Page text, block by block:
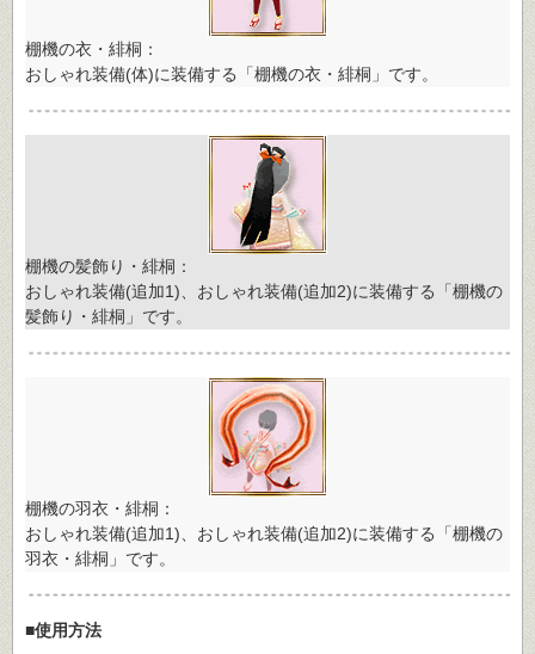
棚機の衣・緋桐：
おしゃれ装備(体)に装備する「棚機の衣・緋桐」です。
棚機の髪飾り・緋桐：
おしゃれ装備(追加1)、おしゃれ装備(追加2)に装備する「棚機の
髪飾り・緋桐」です。
棚機の羽衣・緋桐：
おしゃれ装備(追加1)、おしゃれ装備(追加2)に装備する「棚機の
羽衣・緋桐」です。
■使用方法